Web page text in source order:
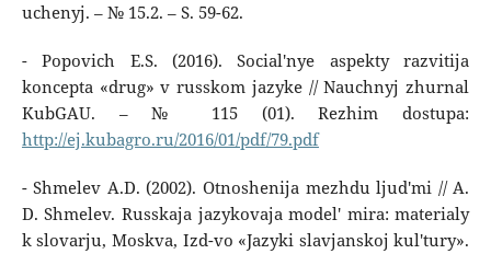
uchenyj. – № 15.2. – S. 59-62.
- Popovich E.S. (2016). Social'nye aspekty razvitija
koncepta «drug» v russkom jazyke // Nauchnyj zhurnal
KubGAU. – № 115 (01). Rezhim dostupa:
http://ej.kubagro.ru/2016/01/pdf/79.pdf
- Shmelev A.D. (2002). Otnoshenija mezhdu ljud'mi // A.
D. Shmelev. Russkaja jazykovaja model' mira: materialy
k slovarju, Moskva, Izd-vo «Jazyki slavjanskoj kul'tury».